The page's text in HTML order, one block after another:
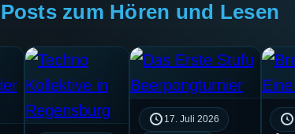
zum Hören und Lesen
17. Juli 2026